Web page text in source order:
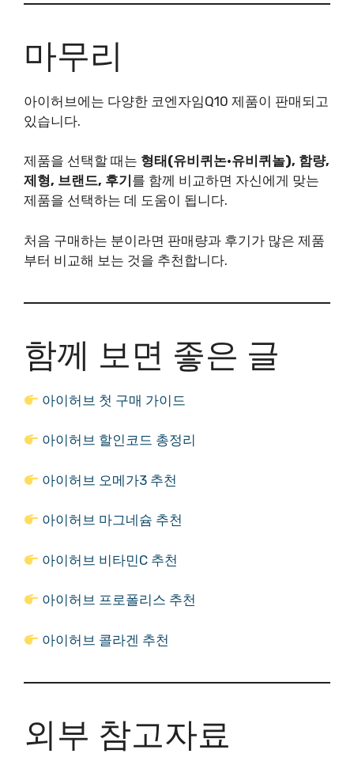
마무리
아이허브에는 다양한 코엔자임Q10 제품이 판매되고
있습니다.
제품을 선택할 때는 형태(유비퀴논·유비퀴놀), 함량,
제형, 브랜드, 후기 를 함께 비교하면 자신에게 맞는
제품을 선택하는 데 도움이 됩니다.
처음 구매하는 분이라면 판매량과 후기가 많은 제품
부터 비교해 보는 것을 추천합니다.
함께 보면 좋은 글
아이허브 첫 구매 가이드
아이허브 할인코드 총정리
아이허브 오메가3 추천
아이허브 마그네슘 추천
아이허브 비타민C 추천
아이허브 프로폴리스 추천
아이허브 콜라겐 추천
외부 참고자료